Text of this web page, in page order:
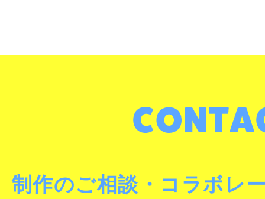
制作のご相談・コラボレ